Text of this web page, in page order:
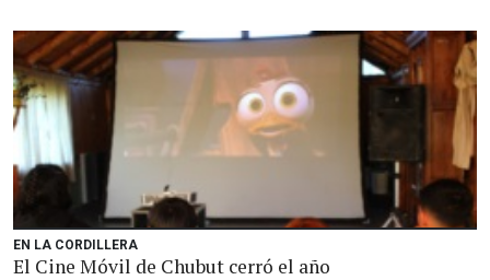
EN LA CORDILLERA
El Cine Móvil de Chubut cerró el año